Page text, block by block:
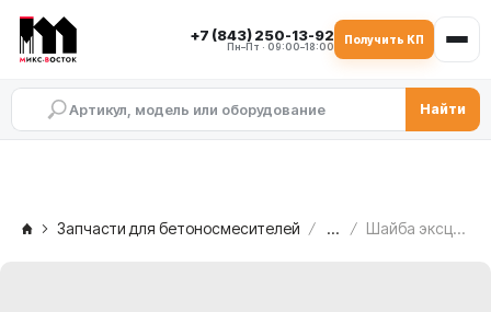
+7 (843) 250-13-92
Пн–Пт · 09:00–18:00
Получить КП
Найти
Запчасти для бетоносмесителей ... Шайба эксцентриковая MEKA MB 2.0, 1010609